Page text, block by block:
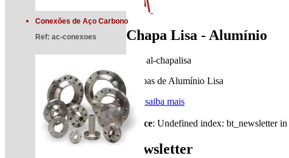
Conexões de Aço Carbono
Ref: ac-conexoes Chapa Lisa - Alumínio
al-chapalisa
Chapas de Alumínio Lisa
[ + ] saiba mais
Notice: Undefined index: bt_newsletter in
Newsletter